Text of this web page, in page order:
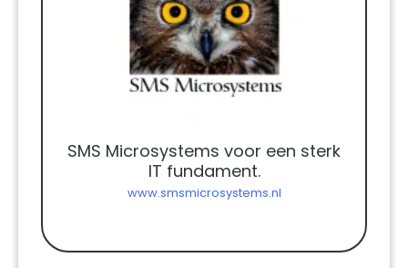
SMS Microsystems voor een sterk
IT fundament.
www.smsmicrosystems.nl